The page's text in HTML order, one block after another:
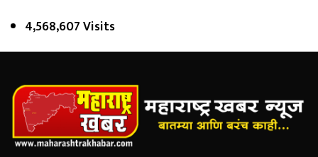
4,568,607 Visits